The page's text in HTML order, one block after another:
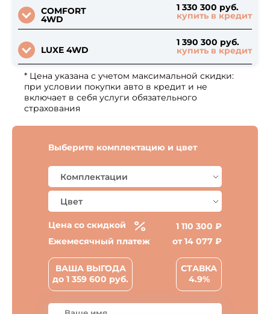
COMFORT
4WD
1 330 300 руб.
купить в кредит
LUXE 4WD
1 390 300 руб.
купить в кредит
* Цена указана с учетом максимальной скидки:
при условии покупки авто в кредит и не
включает в себя услуги обязательного
страхования
Выберите комплектацию и цвет
Цена со скидкой
1 110 300 ₽
Ежемесячный платеж
от14 077 ₽
ВАША ВЫГОДА
до 1 359 600 руб.
СТАВКА
4.9%